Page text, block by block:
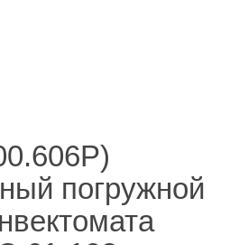
погружной